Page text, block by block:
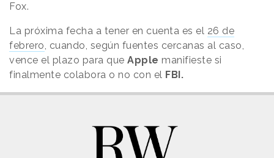
Fox.
La próxima fecha a tener en cuenta es el 26 de
febrero, cuando, según fuentes cercanas al caso,
vence el plazo para que Apple manifieste si
finalmente colabora o no con el FBI.